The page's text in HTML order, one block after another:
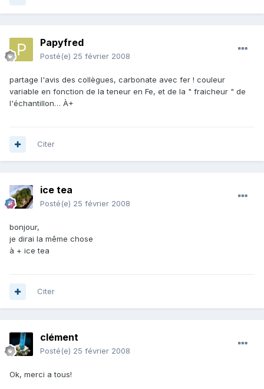
Papyfred
Posté(e) 25 février 2008
partage l'avis des collègues, carbonate avec fer ! couleur
variable en fonction de la teneur en Fe, et de la " fraicheur " de
l'échantillon… À+
Citer
ice tea
Posté(e) 25 février 2008
bonjour,
je dirai la même chose
à + ice tea
Citer
clément
Posté(e) 25 février 2008
Ok, merci a tous!